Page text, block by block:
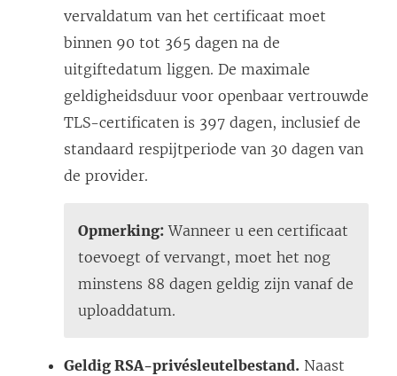
vervaldatum van het certificaat moet
binnen 90 tot 365 dagen na de
uitgiftedatum liggen. De maximale
geldigheidsduur voor openbaar vertrouwde
TLS-certificaten is 397 dagen, inclusief de
standaard respijtperiode van 30 dagen van
de provider.
Opmerking: Wanneer u een certificaat
toevoegt of vervangt, moet het nog
minstens 88 dagen geldig zijn vanaf de
uploaddatum.
Geldig RSA-privésleutelbestand. Naast